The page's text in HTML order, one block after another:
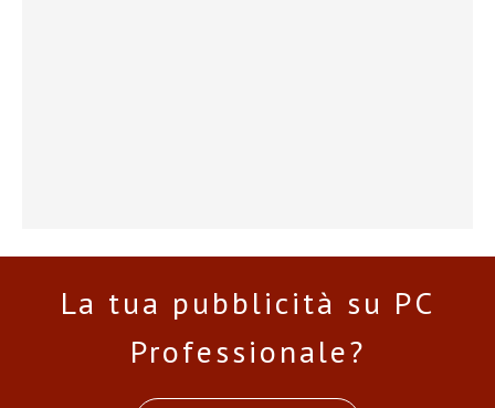
La tua pubblicità su PC
Professionale?